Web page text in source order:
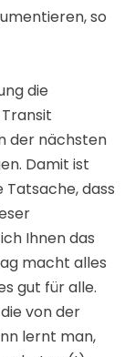
(!)
ausgeliefert
Sie bitte,
die Finger
die S36 zu
sein.
behandelt,
Frage stellt